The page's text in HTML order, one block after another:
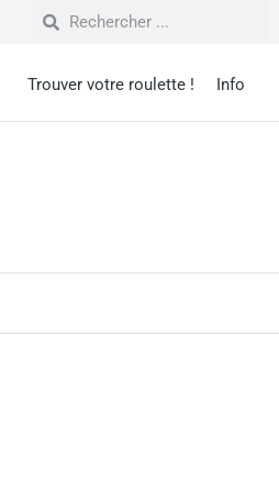
Trouver votre roulette ! Info